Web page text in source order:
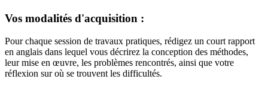
Vos modalités d'acquisition :
Pour chaque session de travaux pratiques, rédigez un court rapport
en anglais dans lequel vous décrirez la conception des méthodes,
leur mise en œuvre, les problèmes rencontrés, ainsi que votre
réflexion sur où se trouvent les difficultés.